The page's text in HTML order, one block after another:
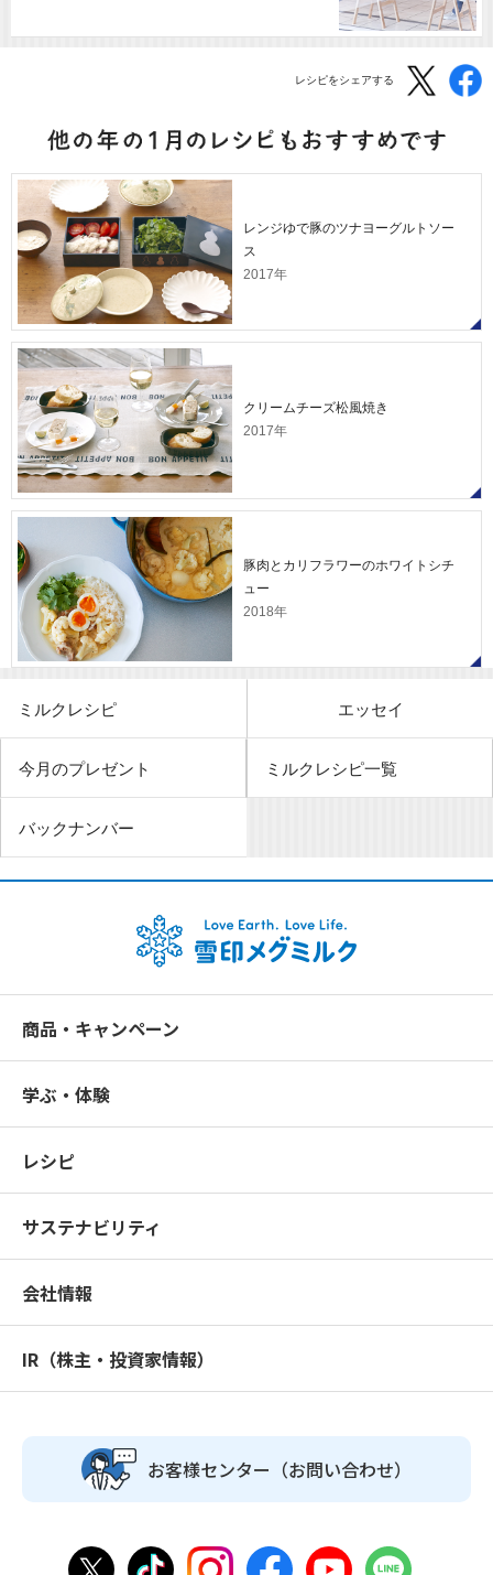
レシピをシェアする
レンジゆで豚のツナヨーグルトソー
ス
2017年
クリームチーズ松風焼き
2017年
豚肉とカリフラワーのホワイトシチ
ュー
2018年
ミルクレシピ エッセイ
今月のプレゼント ミルクレシピ一覧
バックナンバー
商品・キャンペーン
学ぶ・体験
レシピ
サステナビリティ
会社情報
IR（株主・投資家情報）
お客様センター （お問い合わせ）